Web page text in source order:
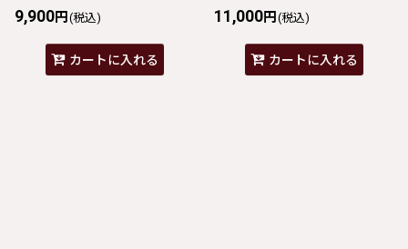
9,900円 (税込)
カートに入れる
11,000円 (税込)
カートに入れる